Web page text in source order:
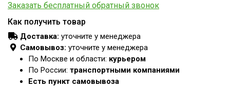
Заказать бесплатный обратный звонок
Как получить товар
Доставка: уточните у менеджера
Самовывоз: уточните у менеджера
По Москве и области: курьером
По России: транспортными компаниями
Есть пункт самовывоза